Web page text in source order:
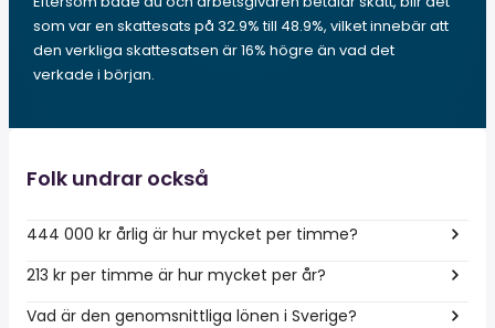
som var en skattesats på 32.9% till 48.9%, vilket innebär att
den verkliga skattesatsen är 16% högre än vad det
verkade i början.
Folk undrar också
444 000 kr årlig är hur mycket per timme?
213 kr per timme är hur mycket per år?
Vad är den genomsnittliga lönen i Sverige?